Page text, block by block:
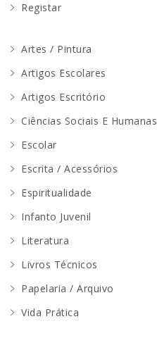
Registar
Artes / Pintura
Artigos Escolares
Artigos Escritório
Ciências Sociais E Humanas
Escolar
Escrita / Acessórios
Espiritualidade
Infanto Juvenil
Literatura
Livros Técnicos
Papelaria / Arquivo
Vida Prática